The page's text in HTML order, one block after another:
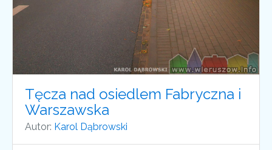
Tęcza nad osiedlem Fabryczna i
Warszawska
Autor: Karol Dąbrowski